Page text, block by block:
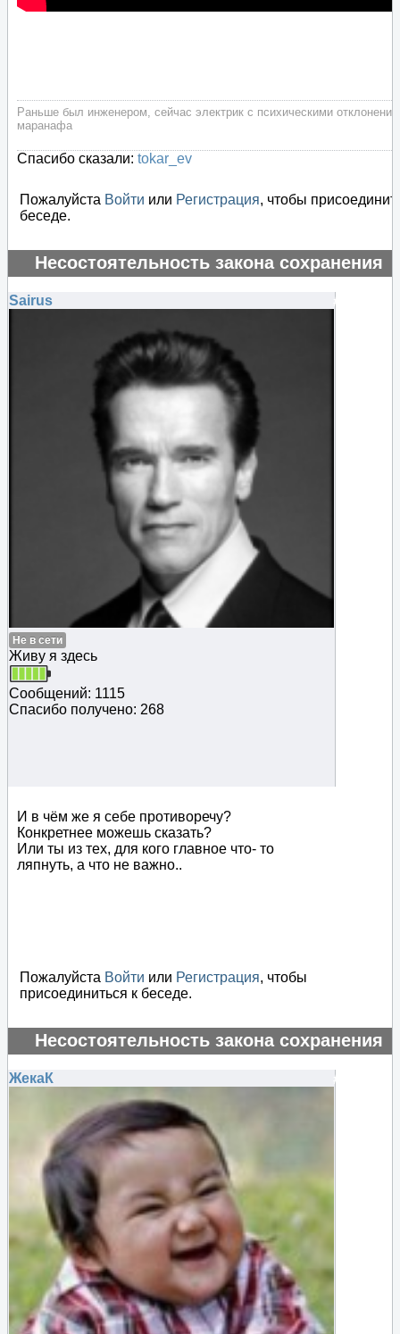
Раньше был инженером, сейчас электрик с психическими
маранафа
Спасибо сказали: tokar_ev
Пожалуйста Войти или Регистрация, чтобы
беседе.
Несостоятельность закона сохранения
энергии
#135237
Sairus
Не в сети
Живу я здесь
Сообщений: 1115
Спасибо получено: 268
И в чём же я себе противоречу?
Конкретнее можешь сказать?
Или ты из тех, для кого главное что- то
ляпнуть, а что не важно..
Пожалуйста Войти или Регистрация, чтобы
присоединиться к беседе.
Несостоятельность закона сохранения
энергии
#135238
ЖекаК